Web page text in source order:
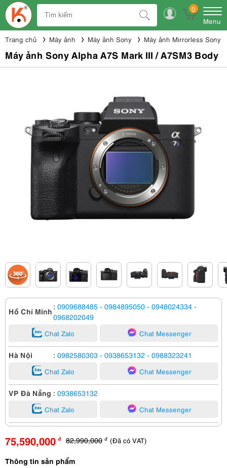
0
Menu
Trang chủ Máy ảnh Máy ảnh Sony Máy ảnh Mirrorless Sony
Máy ảnh Sony Alpha A7S Mark III / A7SM3 Body
Hồ Chí Minh : 0909688485 - 0984895050 - 0948024334 -
0968202049
Chat Zalo Chat Messenger
Hà Nội : 0982580303 - 0938653132 - 0988323241
Chat Zalo Chat Messenger
VP Đà Nẵng : 0938653132
Chat Zalo Chat Messenger
75,590,000 đ 82,990,000 đ (Đã có VAT)
Thông tin sản phẩm